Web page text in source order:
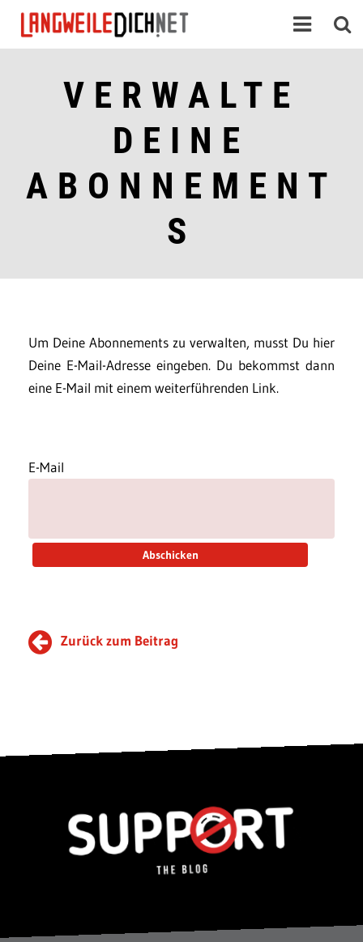
VERWALTE
DEINE
ABONNEMENT
S
Um Deine Abonnements zu verwalten, musst Du hier
Deine E-Mail-Adresse eingeben. Du bekommst dann
eine E-Mail mit einem weiterführenden Link.
E-Mail
Zurück zum Beitrag